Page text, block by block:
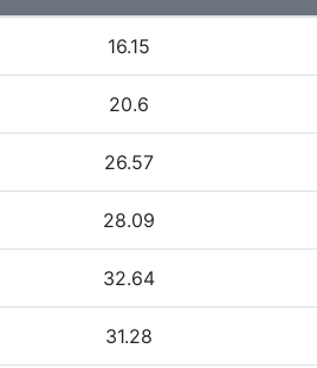
16.15
20.6
26.57
28.09
32.64
31.28